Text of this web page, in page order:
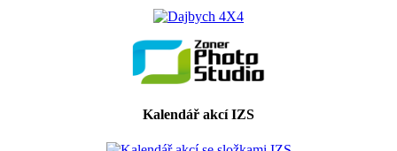
Kalendář akcí IZS